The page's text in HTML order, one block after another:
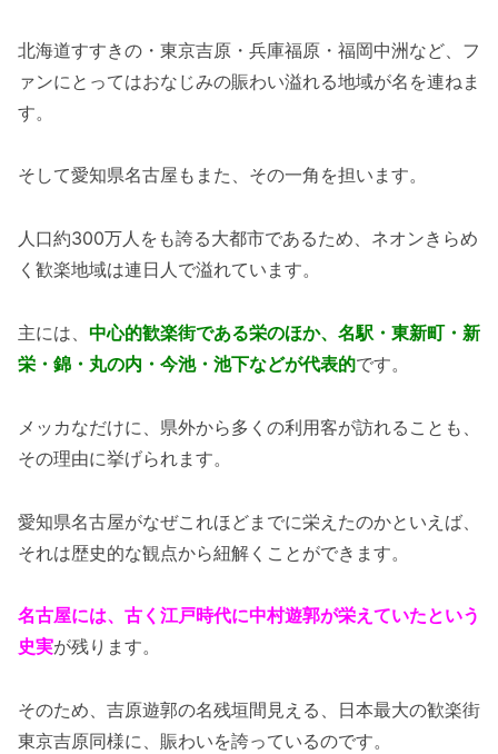
北海道すすきの・東京吉原・兵庫福原・福岡中洲など、フ
ァンにとってはおなじみの賑わい溢れる地域が名を連ねま
す。
そして愛知県名古屋もまた、その一角を担います。
人口約300万人をも誇る大都市であるため、ネオンきらめ
く歓楽地域は連日人で溢れています。
主には、 中心的歓楽街である栄のほか、名駅・東新町・新
栄・錦・丸の内・今池・池下などが代表的です。
メッカなだけに、県外から多くの利用客が訪れることも、
その理由に挙げられます。
愛知県名古屋がなぜこれほどまでに栄えたのかといえば、
それは歴史的な観点から紐解くことができます。
名古屋には、古く江戸時代に中村遊郭が栄えていたという
史実が残ります。
そのため、吉原遊郭の名残垣間見える、日本最大の歓楽街
東京吉原同様に、賑わいを誇っているのです。